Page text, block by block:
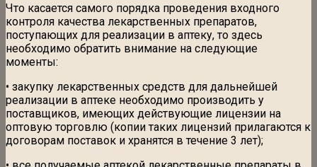
Что касается самого порядка проведения входного
контроля качества лекарственных препаратов,
поступающих для реализации в аптеку, то здесь
необходимо обратить внимание на следующие
моменты:
• закупку лекарственных средств для дальнейшей
реализации в аптеке необходимо производить у
поставщиков, имеющих действующие лицензии на
оптовую торговлю (копии таких лицензий прилагаются к
договорам поставок и хранятся в течение 3 лет);